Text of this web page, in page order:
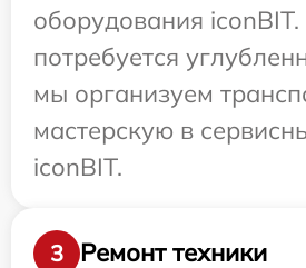
оборудования iconBIT.
потребуется
мы организуем
мастерскую в
iconBIT.
3
Ремонт техники